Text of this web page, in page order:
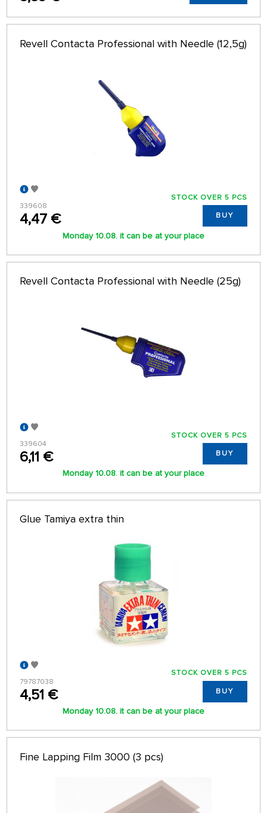
Revell Contacta Professional with Needle (12,5g)
339608
4,47 €
STOCK OVER 5 PCS
BUY
Monday 10.08. it can be at your place
Revell Contacta Professional with Needle (25g)
339604
6,11 €
STOCK OVER 5 PCS
BUY
Monday 10.08. it can be at your place
Glue Tamiya extra thin
79787038
4,51 €
STOCK OVER 5 PCS
BUY
Monday 10.08. it can be at your place
Fine Lapping Film 3000 (3 pcs)